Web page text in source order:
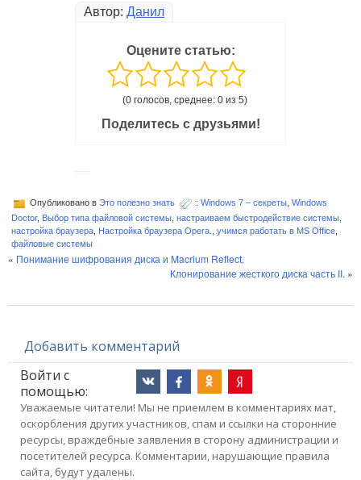
Автор: Данил
Оцените статью:
(0 голосов, среднее: 0 из 5)
Поделитесь с друзьями!
Опубликовано в Это полезно знать : Windows 7 – секреты Windows
Doctor, Выбор типа файловой системы настраиваем быстродействие системы
настройка браузера Настройка браузера Opera. учимся работать в MS Office
файловые системы
« Понимание шифрования диска и Macrium Reflect.
Клонирование жесткого диска часть II. »
Добавить комментарий
Войти с
помощью:
Уважаемые читатели! Мы не приемлем в комментариях мат,
оскорбления других участников, спам и ссылки на сторонние
ресурсы, враждебные заявления в сторону администрации и
посетителей ресурса. Комментарии, нарушающие правила
сайта, будут удалены.